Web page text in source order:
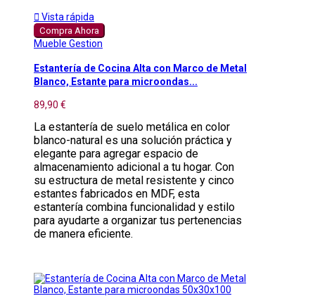
 Vista rápida
Compra Ahora
Mueble Gestion
Estantería de Cocina Alta con Marco de Metal
Blanco, Estante para microondas...
89,90 €
La estantería de suelo metálica en color
blanco-natural es una solución práctica y
elegante para agregar espacio de
almacenamiento adicional a tu hogar. Con
su estructura de metal resistente y cinco
estantes fabricados en MDF, esta
estantería combina funcionalidad y estilo
para ayudarte a organizar tus pertenencias
de manera eficiente.